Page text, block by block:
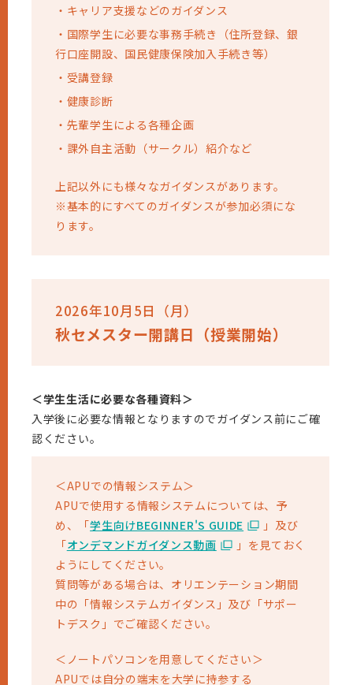
・ キャリア支援などのガイダンス
・ 国際学生に必要な事務手続き（住所登録、銀
行口座開設、国民健康保険加入手続き等）
・ 受講登録
・ 健康診断
・ 先輩学生による各種企画
・ 課外自主活動（サークル）紹介など
上記以外にも様々なガイダンスがあります。
※基本的にすべてのガイダンスが参加必須にな
ります。
2026年10月5日（月）
秋セメスター開講⽇（授業開始）
＜学生生活に必要な各種資料＞
入学後に必要な情報となりますのでガイダンス前にご確
認ください。
＜APUでの情報システム＞
APUで使用する情報システムについては、予
め、「学生向けBEGINNER'S GUIDE
」及び
「オンデマンドガイダンス動画
」を見ておく
ようにしてください。
質問等がある場合は、オリエンテーション期間
中の「情報システムガイダンス」及び「サポー
トデスク」でご確認ください。
＜ノートパソコンを用意してください＞
APUでは自分の端末を大学に持参する